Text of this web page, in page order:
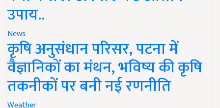
उपाय..
News
कृषि अनुसंधान परिसर, पटना में
वैज्ञानिकों का मंथन, भविष्य की कृषि
तकनीकों पर बनी नई रणनीति
Weather